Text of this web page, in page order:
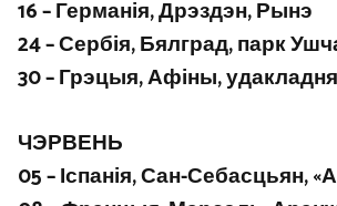
16 – Германія, Дрэздэн, Рынэ
24 – Сербія, Бялград, парк
30 – Грэцыя, Афіны,
ЧЭРВЕНЬ
05 – Іспанія, Сан-Себасцьян,